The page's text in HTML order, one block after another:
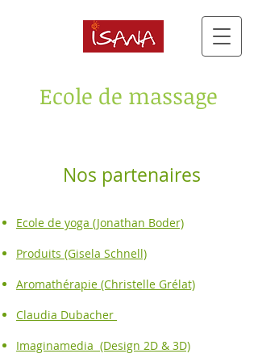
Ecole de massage
Nos partenaires
Ecole de yoga (Jonathan Boder)
Produits (Gisela Schnell)
Aromathérapie (Christelle Grélat)
Claudia Dubacher
Imaginamedia (Design 2D & 3D)